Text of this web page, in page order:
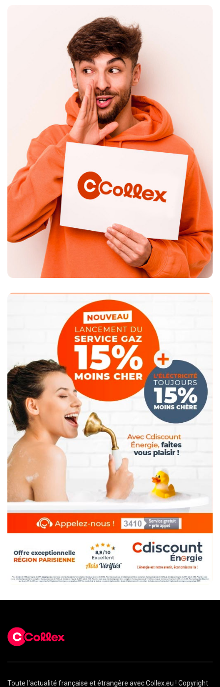
Toute l'actualité française et étrangère avec Collex.eu ! Copyright